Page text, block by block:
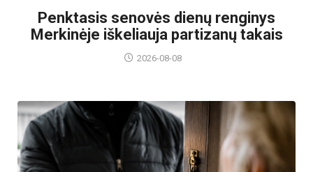
Penktasis senovės dienų renginys
Merkinėje iškeliauja partizanų takais
2026-08-08